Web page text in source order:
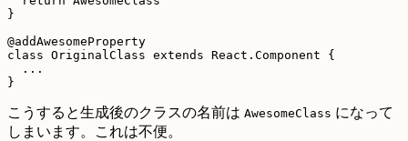
}
@addAwesomeProperty
class OriginalClass extends React.Component {
  ...
こうすると生成後のクラスの名前は AwesomeClass になって
しまいます。これは不便。